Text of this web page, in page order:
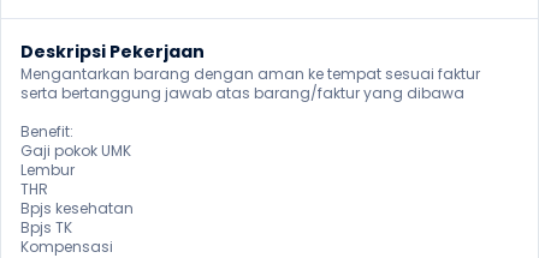
Deskripsi Pekerjaan
Mengantarkan barang dengan aman ke tempat sesuai faktur
serta bertanggung jawab atas barang/faktur yang dibawa
Benefit:
Gaji pokok UMK
Lembur
THR
Bpjs kesehatan
Bpjs TK
Kompensasi